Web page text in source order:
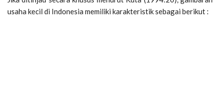
usaha kecil di Indonesia memiliki karakteristik sebagai berikut :